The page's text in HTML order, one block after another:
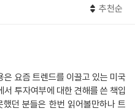
히 현재 1등에 그쳐서는 안 된다.
최고의 자리를 유지할 가능성
이면서 미래에도 100년 동안 계
아서 투자해야 한다는 것이다.
앞으로도 1등인 기업이다.
대한민국이 마주하게 될 암울한 미
지 않고 자신의 투자 원칙과 신
는 어떤 방법으로 어떤 곳에 투
서 짚어본다. 특히 3부에서 펼쳐지
으로 우리 삶의 존엄성을 지키기 위
지식이자 행동 강령이다.
추천순
요즘 트렌드를 이끌고 있는 미국
투자여부에 대한 견해를 쓴 책입
던 분들은 한번 읽어볼만하나 트